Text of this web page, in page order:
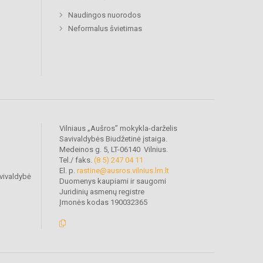
Naudingos nuorodos
Neformalus švietimas
Vilniaus „Aušros” mokykla-darželis
Savivaldybės Biudžetinė įstaiga.
Medeinos g. 5, LT-06140 Vilnius.
Tel./ faks. (8 5) 247 04 11
El. p. rastine@ausros.vilnius.lm.lt
Duomenys kaupiami ir saugomi
Juridinių asmenų registre
Įmonės kodas 190032365